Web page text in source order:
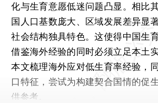
化与生育意愿低迷问题凸显。相比
国人口基数庞大、区域发展差异显
社会结构独具特色。这使得中国生
借鉴海外经验的同时必须立足本土
本文梳理海外应对低生育率经验，
口特征，尝试为构建契合国情的促
供参考。